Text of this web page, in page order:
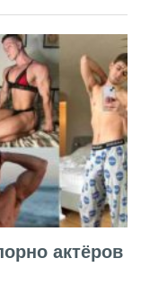
актёров